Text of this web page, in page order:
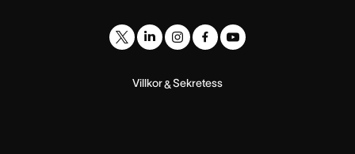
Villkor&Sekretess